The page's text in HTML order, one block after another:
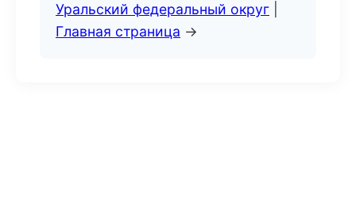
Уральский федеральный округ
Главная страница →